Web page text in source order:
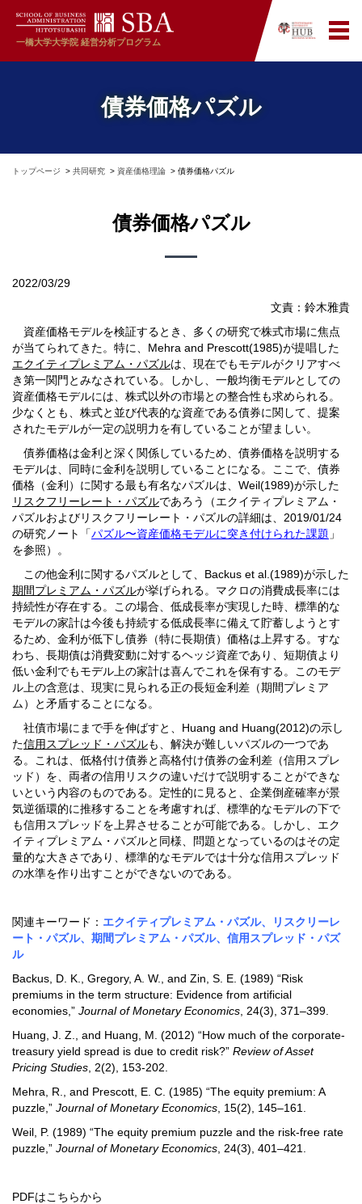
一橋大学大学院 経営分析プログラム
債券価格パズル
トップページ 共同研究 資産価格理論 債券価格パズル
債券価格パズル
2022/03/29
文責：鈴木雅貴
資産価格モデルを検証するとき、多くの研究で株式市場に焦点
が当てられてきた。特に、Mehra and Prescott(1985)が提唱した
エクイティプレミアム・パズルは、現在でもモデルがクリアすべ
き第一関門とみなされている。しかし、一般均衡モデルとしての
資産価格モデルには、株式以外の市場との整合性も求められる。
少なくとも、株式と並び代表的な資産である債券に関して、提案
されたモデルが一定の説明力を有していることが望ましい。
債券価格は金利と深く関係しているため、債券価格を説明する
モデルは、同時に金利を説明していることになる。ここで、債券
価格（金利）に関する最も有名なパズルは、Weil(1989)が示した
リスクフリーレート・パズルであろう（エクイティプレミアム・
パズルおよびリスクフリーレート・パズルの詳細は、2019/01/24
の研究ノート「パズル〜資産価格モデルに突き付けられた課題 」
を参照）。
この他金利に関するパズルとして、Backus et al.(1989)が示した
期間プレミアム・パズルが挙げられる。マクロの消費成長率には
持続性が存在する。この場合、低成長率が実現した時、標準的な
モデルの家計は今後も持続する低成長率に備えて貯蓄しようとす
るため、金利が低下し債券（特に長期債）価格は上昇する。すな
わち、長期債は消費変動に対するヘッジ資産であり、短期債より
低い金利でもモデル上の家計は喜んでこれを保有する。このモデ
ル上の含意は、現実に見られる正の長短金利差（期間プレミア
ム）と矛盾することになる。
社債市場にまで手を伸ばすと、Huang and Huang(2012)の示し
た信用スプレッド・パズルも、解決が難しいパズルの一つであ
る。これは、低格付け債券と高格付け債券の金利差（信用スプレ
ッド）を、両者の信用リスクの違いだけで説明することができな
いという内容のものである。定性的に見ると、企業倒産確率が景
気逆循環的に推移することを考慮すれば、標準的なモデルの下で
も信用スプレッドを上昇させることが可能である。しかし、エク
イティプレミアム・パズルと同様、問題となっているのはその定
量的な大きさであり、標準的なモデルでは十分な信用スプレッド
の水準を作り出すことができないのである。
関連キーワード： エクイティプレミアム・パズル、リスクリーレ
ート・パズル、期間プレミアム・パズル、信用スプレッド・パズ
ル
Backus, D. K., Gregory, A. W., and Zin, S. E. (1989) “Risk
premiums in the term structure: Evidence from artificial
economies,” Journal of Monetary Economics , 24(3), 371–399.
Huang, J. Z., and Huang, M. (2012) “How much of the corporate-
treasury yield spread is due to credit risk?” Review of Asset
Pricing Studies , 2(2), 153-202.
Mehra, R., and Prescott, E. C. (1985) “The equity premium: A
puzzle,” Journal of Monetary Economics , 15(2), 145–161.
Weil, P. (1989) “The equity premium puzzle and the risk-free rate
puzzle,” Journal of Monetary Economics , 24(3), 401–421.
PDFはこちらから